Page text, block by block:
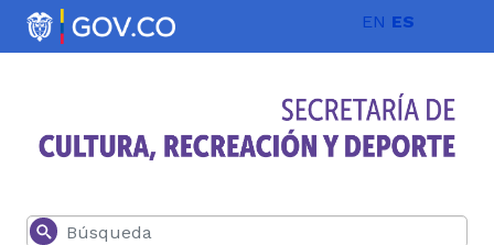
Pasar al contenido principal EN ES
Buscar